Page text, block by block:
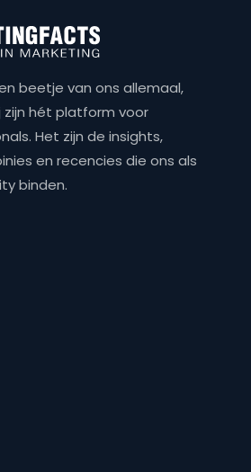
beetje van ons allemaal,
zijn hét platform voor
Het zijn de insights,
en recencies die ons als
binden.